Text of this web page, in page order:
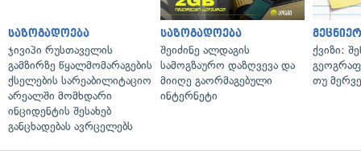
საზოგადოება
ჯივიპი რუსთაველის
გამზირზე წყალმომარაგების
ქსელების სარეაბილიტაციო
არეალში მომხდარი
ინციდენტის შესახებ
განცხადებას ავრცელებს
საზოგადოება
შეიძინე ალდაგის
სამოგზაურო დაზღვევა და
მიიღე გაორმაგებული
ინტერნეტი
ქვიზი:
თუ